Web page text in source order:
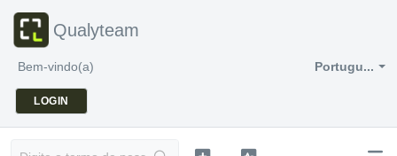
Qualyteam
Portugu...
Bem-vindo(a)
LOGIN